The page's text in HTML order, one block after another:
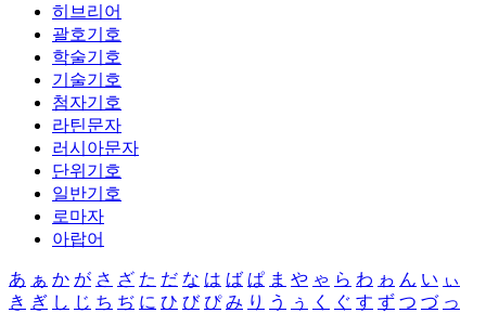
히브리어
괄호기호
학술기호
기술기호
첨자기호
라틴문자
러시아문자
단위기호
일반기호
로마자
아랍어
あ ぁ か が さ ざ た だ な は ば ぱ ま や ゃ ら わ ゎ ん い ぃ
き ぎ し じ ち ぢ に ひ び ぴ み り う ぅ く ぐ す ず つ づ っ